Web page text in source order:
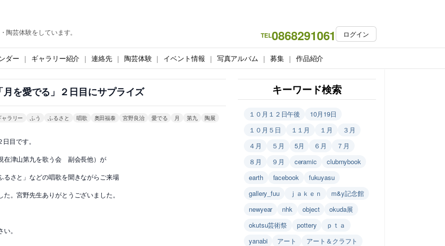
芸体験をしています。 TEL0868291061 ログイン
ダー ギャラリー紹介 連絡先 陶芸体験 イベント情報 写真アルバム 募集 作品紹介
を愛でる」２日目にサプライズ
ラリー ふう ふるさと 唱歌 奥田福泰 宮野良治 愛でる 月 第九 陶展
目です。
津山第九を歌う会 副会長他）が
さと」などの唱歌を聞きながらご来場
。宮野先生ありがとうございました。
。
キーワード検索
１０月１２日午後
10月19日
１０月５日
１１月 １月
３月
４月
５月 5月 ６月
７月
８月
９月 ceramic
clubmybook
earth
facebook
fukuyasu
gallery_fuu
ｊａｋｅｎ
m&y記念館
newyear
nhk object
okuda展
okutsu芸術祭
pottery
ｐｔａ
yanabi
アート
アート＆クラフト